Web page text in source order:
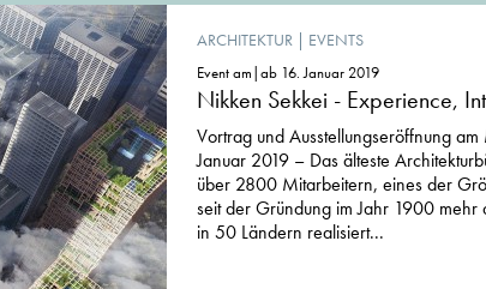
ARCHITEKTUR | EVENTS
Event am|ab 16. Januar 2019
Nikken Sekkei - Experience,
Vortrag und Ausstellungseröffnung
Januar 2019 – Das älteste
über 2800 Mitarbeitern, eines der
seit der Gründung im Jahr 1900 mehr
in 50 Ländern realisiert...